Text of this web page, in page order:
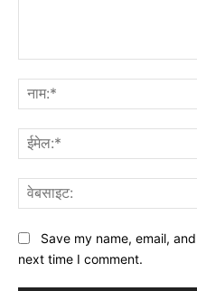
Save my name, email,
next time I comment.